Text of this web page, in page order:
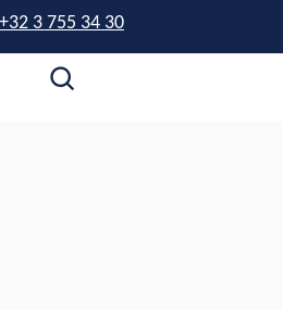
+32 3 755 34 30